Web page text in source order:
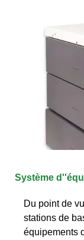
Système
Du point de
stations de
équipements